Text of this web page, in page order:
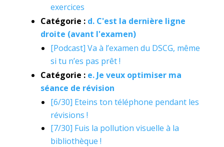
exercices
Catégorie : d. C'est la dernière ligne
droite (avant l'examen)
[Podcast] Va à l’examen du DSCG, même
si tu n’es pas prêt !
Catégorie : e. Je veux optimiser ma
séance de révision
[6/30] Eteins ton téléphone pendant les
révisions !
[7/30] Fuis la pollution visuelle à la
bibliothèque !